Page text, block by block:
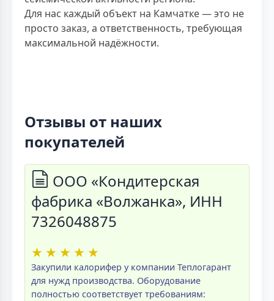
Для нас каждый объект на Камчатке — это не
просто заказ, а ответственность, требующая
максимальной надёжности.
Отзывы от наших
покупателей
ООО «Кондитерская
фабрика «Волжанка», ИНН
7326048875
★ ★ ★ ★ ★
Закупили калорифер у компании Теплогарант
для нужд производства. Оборудование
полностью соответствует требованиям: